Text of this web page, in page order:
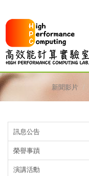
新聞影片
訊息公告
榮譽事蹟
演講活勳